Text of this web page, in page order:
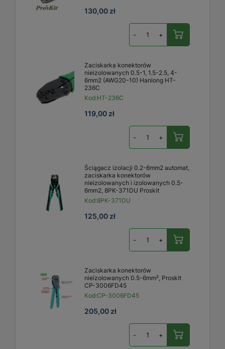
130,00 zł
- +
Zaciskarka konektorów
nieizolowanych 0.5-1, 1.5-2.5, 4-
6mm2 (AWG20-10) Hanlong HT-
236C
Kod:HT-236C
119,00 zł
- +
Ściągacz izolacji 0.2-6mm2 automat,
zaciskarka konektorów
nieizolowanych i izolowanych 0.5-
6mm2, 8PK-371DU Proskit
Kod:8PK-371DU
125,00 zł
- +
Zaciskarka konektorów
nieizolowanych 0.5-6mm², Proskit
CP-3006FD45
Kod:CP-3006FD45
205,00 zł
- +